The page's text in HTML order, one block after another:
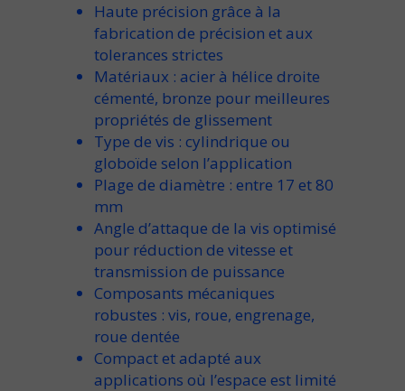
Haute précision grâce à la
fabrication de précision et aux
tolerances strictes
Matériaux : acier à hélice droite
cémenté, bronze pour meilleures
propriétés de glissement
Type de vis : cylindrique ou
globoïde selon l’application
Plage de diamètre : entre 17 et 80
mm
Angle d’attaque de la vis optimisé
pour réduction de vitesse et
transmission de puissance
Composants mécaniques
robustes : vis, roue, engrenage,
roue dentée
Compact et adapté aux
applications où l’espace est limité